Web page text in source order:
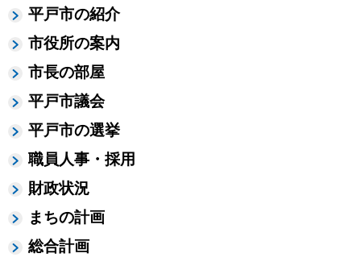
平戸市の紹介
市役所の案内
市長の部屋
平戸市議会
平戸市の選挙
職員人事・採用
財政状況
まちの計画
総合計画